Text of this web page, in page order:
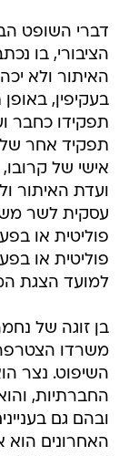
דברי השופט
הציבורי, בו
האיתור ולא
בעקיפין, באופן
תפקידו כחבר
תפקיד אחר שלו;
אישי של
ועדת האיתור
עסקית לשר
פוליטית או
פוליטית או
למועד הצגת
בן זוגה של
משרדו
השיפוט. נצר
החברתיות,
ובהם גם
האחרונים הוא